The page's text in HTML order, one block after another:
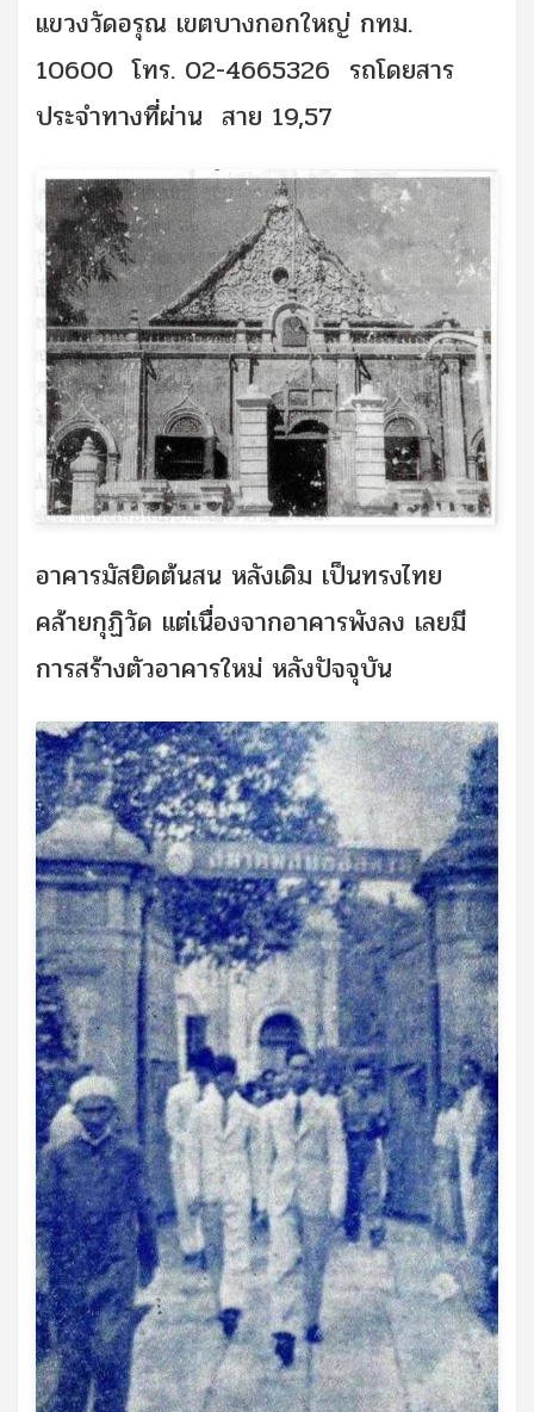
แขวงวัดอรุณ เขตบางกอกใหญ่ กทม.
10600 โทร. 02-4665326 รถโดยสาร
ประจำทางที่ผ่าน สาย 19,57
อาคารมัสยิดต้นสน หลังเดิม เป็นทรงไทย
คล้ายกุฏิวัด แต่เนื่องจากอาคารพังลง เลยมี
การสร้างตัวอาคารใหม่ หลังปัจจุบัน